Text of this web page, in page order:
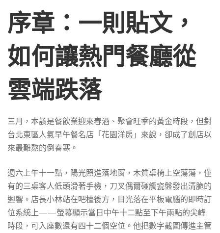
兩
週
內
訂
位
量
下
序章：一則貼文，
如何讓熱門餐廳從
雲端跌落
三月，本該是餐飲業迎來春酒、聚會旺季的黃金時段，但對
台北東區人氣早午餐名店「花園洋房」來說，卻成了創店以
來最難熬的倒春寒。
週六上午十一點，陽光照進落地窗，木質桌椅上空蕩蕩，僅
有的三桌客人低頭滑著手機，刀叉偶爾碰觸瓷盤發出清脆的
迴響。店長小林站在吧檯後方，目光落在平板電腦的即時訂
位系統上——螢幕顯示當日中午十二點至下午兩點的尖峰
時段，可入座數還有四十二個空位。他把數字截圖傳進主管